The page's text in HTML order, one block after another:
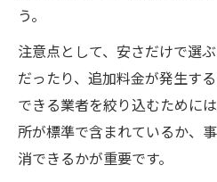
う。
注意点として、安さだけで選
だったり、追加料金が発生す
できる業者を絞り込むために
所が標準で含まれているか、
消できるかが重要です。